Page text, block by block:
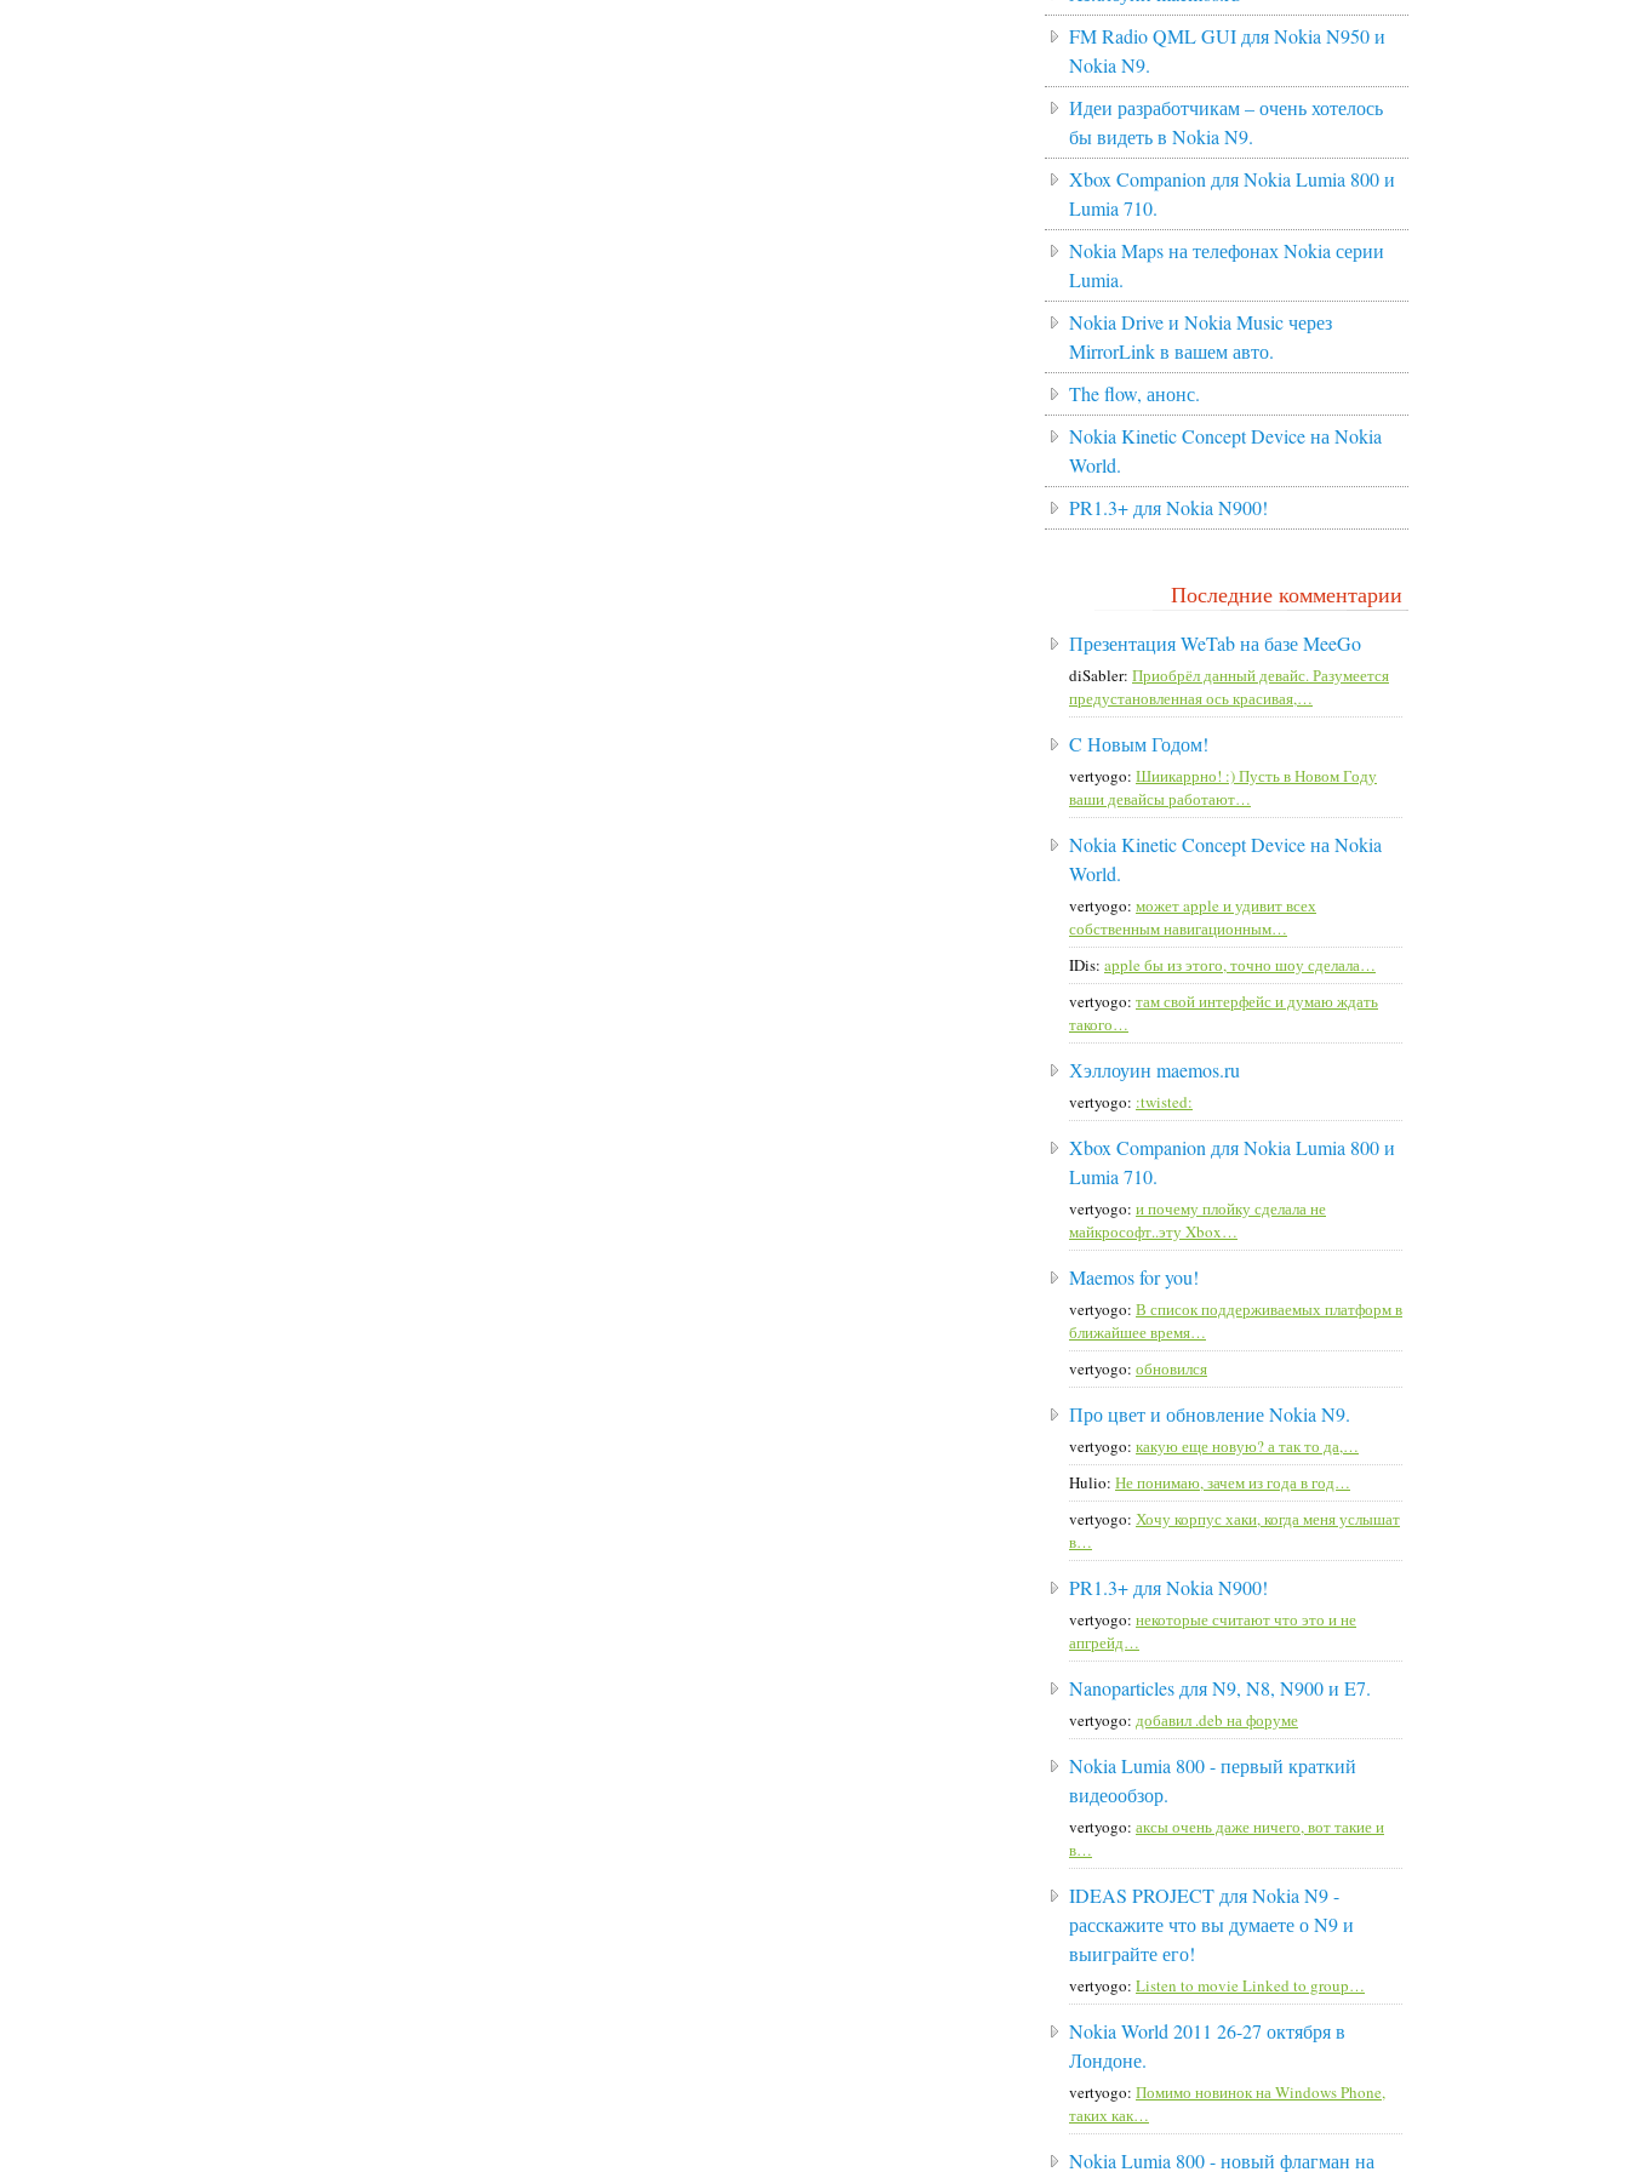
FM Radio QML GUI для Nokia N950 и
Nokia N9.
Идеи разработчикам – очень хотелось
бы видеть в Nokia N9.
Xbox Companion для Nokia Lumia 800 и
Lumia 710.
Nokia Maps на телефонах Nokia серии
Lumia.
Nokia Drive и Nokia Music через
MirrorLink в вашем авто.
The flow, анонс.
Nokia Kinetic Concept Device на Nokia
World.
PR1.3+ для Nokia N900!
Последние комментарии
Презентация WeTab на базе MeeGo
diSabler: Приобрёл данный девайс. Разумеется
предустановленная ось красивая,…
C Новым Годом!
vertyogo: Шиикаррно! :) Пусть в Новом Году
ваши девайсы работают…
Nokia Kinetic Concept Device на Nokia
World.
vertyogo: может apple и удивит всех
собственным навигационным…
IDis: apple бы из этого, точно шоу сделала…
vertyogo: там свой интерфейс и думаю ждать
такого…
Хэллоуин maemos.ru
vertyogo: :twisted:
Xbox Companion для Nokia Lumia 800 и
Lumia 710.
vertyogo: и почему плойку сделала не
майкрософт..эту Xbox…
Maemos for you!
vertyogo: В список поддерживаемых платформ в
ближайшее время…
vertyogo: обновился
Про цвет и обновление Nokia N9.
vertyogo: какую еще новую? а так то да,…
Hulio: Не понимаю, зачем из года в год…
vertyogo: Хочу корпус хаки, когда меня услышат
в…
PR1.3+ для Nokia N900!
vertyogo: некоторые считают что это и не
апгрейд…
Nanoparticles для N9, N8, N900 и E7.
vertyogo: добавил .deb на форуме
Nokia Lumia 800 - первый краткий
видеообзор.
vertyogo: аксы очень даже ничего, вот такие и
в…
IDEAS PROJECT для Nokia N9 -
расскажите что вы думаете о N9 и
выиграйте его!
vertyogo: Listen to movie Linked to group…
Nokia World 2011 26-27 октября в
Лондоне.
vertyogo: Помимо новинок на Windows Phone,
таких как…
Nokia Lumia 800 - новый флагман на